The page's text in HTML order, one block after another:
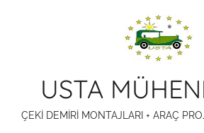
USTA
ÇEKİ DEMİRİ MONTAJLARI + ARAÇ